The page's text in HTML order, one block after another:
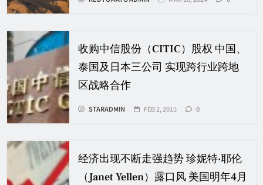
收购中信股份（CITIC）股权 中国、
泰国及日本三公司 实现跨行业跨地
区战略合作
STARADMIN FEB 2, 2015 0
经济出现不断走强趋势 珍妮特·耶伦
（Janet Yellen）露口风 美国明年4月